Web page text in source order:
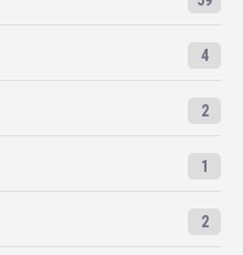
4
2
1
2